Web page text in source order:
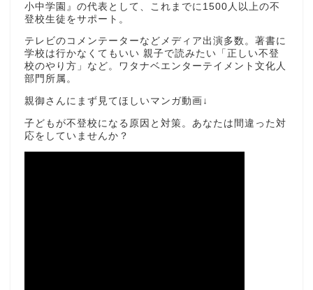
小中学園』の代表として、これまでに1500人以上の不
登校生徒をサポート。
テレビのコメンテーターなどメディア出演多数。著書に
学校は行かなくてもいい 親子で読みたい「正しい不登
校のやり方」など。ワタナベエンターテイメント文化人
部門所属。
親御さんにまず見てほしいマンガ動画↓
子どもが不登校になる原因と対策。あなたは間違った対
応をしていませんか？